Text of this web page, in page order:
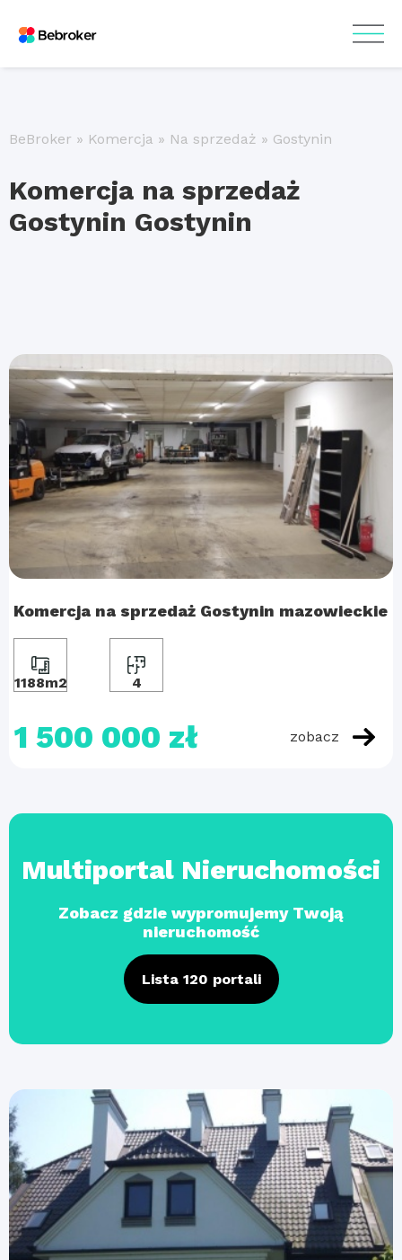
BeBroker » Komercja » Na sprzedaż » Gostynin
Komercja na sprzedaż
Gostynin Gostynin
Komercja na sprzedaż Gostynin mazowieckie
1188m2 4
1 500 000 zł zobacz
Multiportal Nieruchomości
Zobacz gdzie wypromujemy Twoją
nieruchomość
Lista 120 portali